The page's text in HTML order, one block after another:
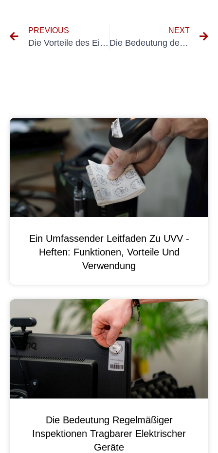
PREVIOUS
Die Vorteile des Einsatzes von E-Check in der Friseurgewerbebranche
NEXT
Die Bedeutung der Elektroprüfung in der Friseurgewerbebranche
Ein Umfassender Leitfaden Zu UVV -
Heften: Funktionen, Vorteile Und
Verwendung
Die Bedeutung Regelmäßiger
Inspektionen Tragbarer Elektrischer
Geräte